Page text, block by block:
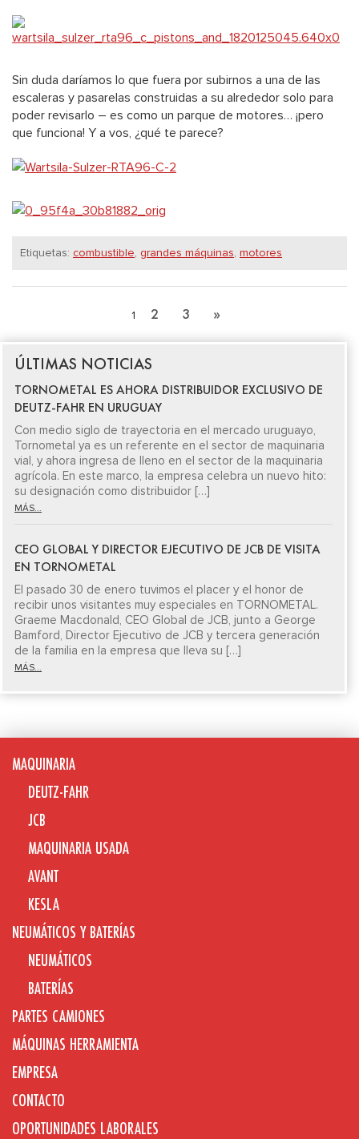
Sin duda daríamos lo que fuera por subirnos a una de las
escaleras y pasarelas construidas a su alrededor solo para
poder revisarlo – es como un parque de motores… ¡pero
que funciona! Y a vos, ¿qué te parece?
Etiquetas: combustible, grandes máquinas, motores
1 2 3 »
ÚLTIMAS NOTICIAS
TORNOMETAL ES AHORA DISTRIBUIDOR EXCLUSIVO DE
DEUTZ-FAHR EN URUGUAY
Con medio siglo de trayectoria en el mercado uruguayo,
Tornometal ya es un referente en el sector de maquinaria
vial, y ahora ingresa de lleno en el sector de la maquinaria
agrícola. En este marco, la empresa celebra un nuevo hito:
su designación como distribuidor […]
MÁS...
CEO GLOBAL Y DIRECTOR EJECUTIVO DE JCB DE VISITA
EN TORNOMETAL
El pasado 30 de enero tuvimos el placer y el honor de
recibir unos visitantes muy especiales en TORNOMETAL.
Graeme Macdonald, CEO Global de JCB, junto a George
Bamford, Director Ejecutivo de JCB y tercera generación
de la familia en la empresa que lleva su […]
MÁS...
MAQUINARIA
DEUTZ-FAHR
JCB
MAQUINARIA USADA
AVANT
KESLA
NEUMÁTICOS Y BATERÍAS
NEUMÁTICOS
BATERÍAS
PARTES CAMIONES
MÁQUINAS HERRAMIENTA
EMPRESA
CONTACTO
OPORTUNIDADES LABORALES